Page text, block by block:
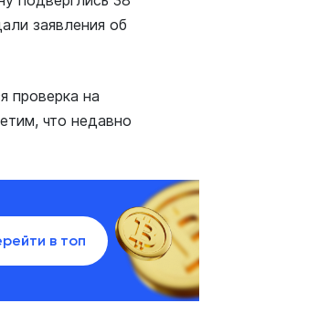
заявления об
проверка на
что недавно
в топ